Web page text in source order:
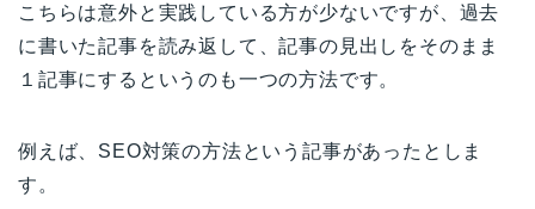
こちらは意外と実践している方が少ないですが、過去
に書いた記事を読み返して、記事の見出しをそのまま
１記事にするというのも一つの方法です。
例えば、SEO対策の方法という記事があったとしま
す。